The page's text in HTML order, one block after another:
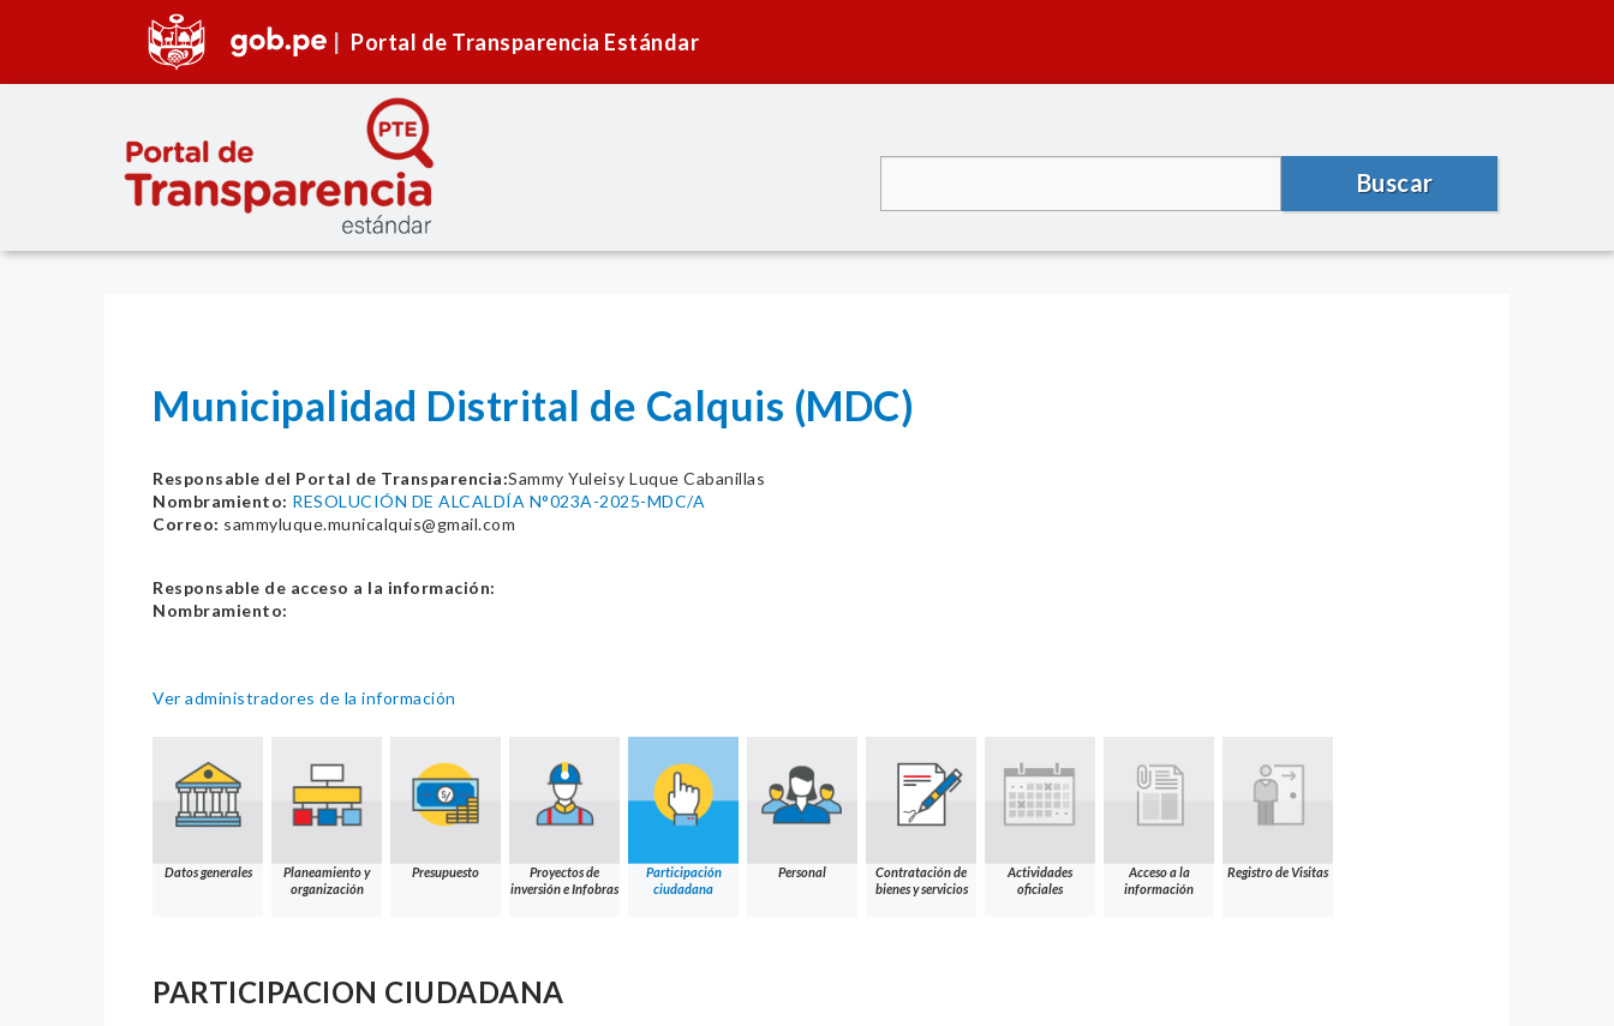
Portal de Transparencia Estándar
Buscar
Municipalidad Distrital de Calquis (MDC)
Responsable del Portal de Transparencia:Sammy Yuleisy Luque Cabanillas
Nombramiento: RESOLUCIÓN DE ALCALDÍA N°023A-2025-MDC/A
Correo: sammyluque.municalquis@gmail.com
Responsable de acceso a la información:
Nombramiento:
Ver administradores de la información
Datos generales
Planeamiento y
organización
Presupuesto
Proyectos de
inversión e Infobras
Participación
ciudadana
Personal
Contratación de
bienes y servicios
Actividades
oficiales
Acceso a la
información
Registro de Visitas
PARTICIPACION CIUDADANA